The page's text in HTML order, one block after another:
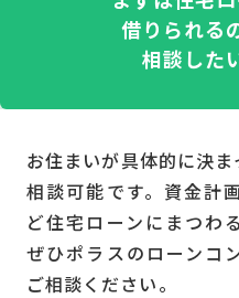
借りられる
相談した
お住まいが具体的に決ま
相談可能です。資金計
ど住宅ローンにまつわ
ぜひポラスのローンコ
ご相談ください。